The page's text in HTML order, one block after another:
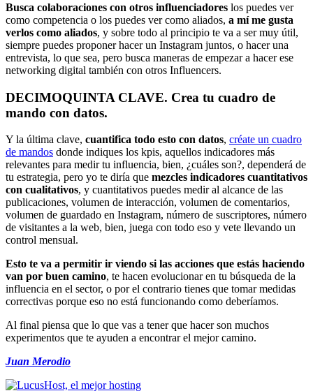
Busca colaboraciones con otros influenciadores los puedes ver
como competencia o los puedes ver como aliados, a mí me gusta
verlos como aliados, y sobre todo al principio te va a ser muy útil,
siempre puedes proponer hacer un Instagram juntos, o hacer una
entrevista, lo que sea, pero busca maneras de empezar a hacer ese
networking digital también con otros Influencers.
DECIMOQUINTA CLAVE. Crea tu cuadro de
mando con datos.
Y la última clave, cuantifica todo esto con datos, créate un cuadro
de mandos donde indiques los kpis, aquellos indicadores más
relevantes para medir tu influencia, bien, ¿cuáles son?, dependerá de
tu estrategia, pero yo te diría que mezcles indicadores cuantitativos
con cualitativos, y cuantitativos puedes medir al alcance de las
publicaciones, volumen de interacción, volumen de comentarios,
volumen de guardado en Instagram, número de suscriptores, número
de visitantes a la web, bien, juega con todo eso y vete llevando un
control mensual.
Esto te va a permitir ir viendo si las acciones que estás haciendo
van por buen camino, te hacen evolucionar en tu búsqueda de la
influencia en el sector, o por el contrario tienes que tomar medidas
correctivas porque eso no está funcionando como deberíamos.
Al final piensa que lo que vas a tener que hacer son muchos
experimentos que te ayuden a encontrar el mejor camino.
Juan Merodio